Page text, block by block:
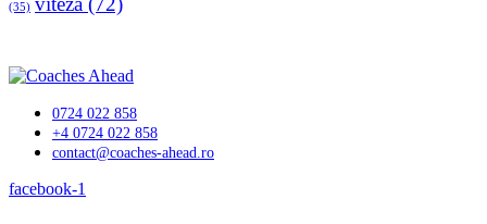
(35)
0724 022 858
+4 0724 022 858
contact@coaches-ahead.ro
facebook-1